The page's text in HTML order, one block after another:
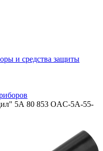
и средства защиты
5А 80 853 OAC-5A-55-